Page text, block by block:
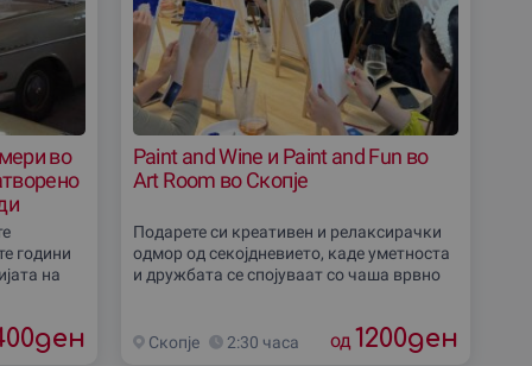
во
години
на
ден
Paint and Wine и Paint and Fun во
Art Room во Скопје
Подарете си креативен и релаксирачки
одмор од секојдневието, каде уметноста
и дружбата се спојуваат со чаша врвно
наСкопjе 2:30 часа од 1200ден